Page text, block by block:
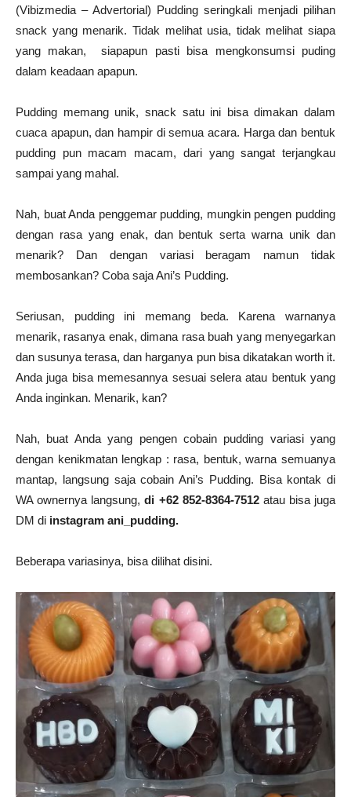
(Vibizmedia – Advertorial) Pudding seringkali menjadi pilihan
snack yang menarik. Tidak melihat usia, tidak melihat siapa
yang makan, siapapun pasti bisa mengkonsumsi puding
dalam keadaan apapun.
Pudding memang unik, snack satu ini bisa dimakan dalam
cuaca apapun, dan hampir di semua acara. Harga dan bentuk
pudding pun macam macam, dari yang sangat terjangkau
sampai yang mahal.
Nah, buat Anda penggemar pudding, mungkin pengen pudding
dengan rasa yang enak, dan bentuk serta warna unik dan
menarik? Dan dengan variasi beragam namun tidak
membosankan? Coba saja Ani’s Pudding.
Seriusan, pudding ini memang beda. Karena warnanya
menarik, rasanya enak, dimana rasa buah yang menyegarkan
dan susunya terasa, dan harganya pun bisa dikatakan worth it.
Anda juga bisa memesannya sesuai selera atau bentuk yang
Anda inginkan. Menarik, kan?
Nah, buat Anda yang pengen cobain pudding variasi yang
dengan kenikmatan lengkap : rasa, bentuk, warna semuanya
mantap, langsung saja cobain Ani’s Pudding. Bisa kontak di
WA ownernya langsung,di +62 852-8364-7512atau bisa juga
DM di instagram ani_pudding.
Beberapa variasinya, bisa dilihat disini.